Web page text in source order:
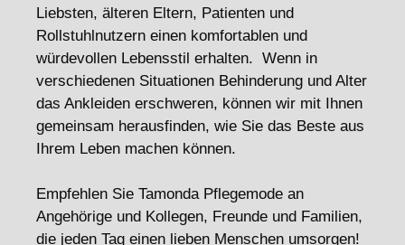
Liebsten, älteren Eltern, Patienten und
Rollstuhlnutzern einen komfortablen und
würdevollen Lebensstil erhalten. Wenn in
verschiedenen Situationen Behinderung und Alter
das Ankleiden erschweren, können wir mit Ihnen
gemeinsam herausfinden, wie Sie das Beste aus
Ihrem Leben machen können.
Empfehlen Sie Tamonda Pflegemode an
Angehörige und Kollegen, Freunde und Familien,
die jeden Tag einen lieben Menschen umsorgen!